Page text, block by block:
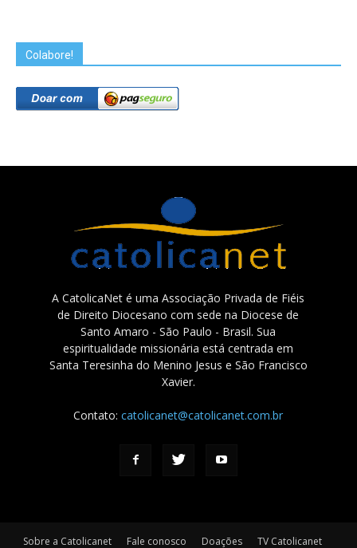
Colabore!
A CatolicaNet é uma Associação Privada de Fiéis
de Direito Diocesano com sede na Diocese de
Santo Amaro - São Paulo - Brasil. Sua
espiritualidade missionária está centrada em
Santa Teresinha do Menino Jesus e São Francisco
Xavier.
Contato:catolicanet@catolicanet.com.br
Sobre a Catolicanet Fale conosco Doações TV Catolicanet